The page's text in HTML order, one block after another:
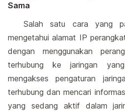
Sama
Salah satu cara yang
mengetahui alamat IP
dengan menggunakan
terhubung ke jaringan
mengakses pengaturan
terhubung dan mencari
yang sedang aktif dalam